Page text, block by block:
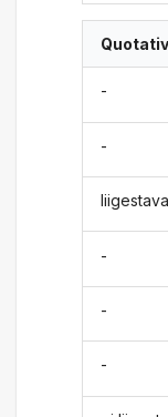
-
-
-
-
-